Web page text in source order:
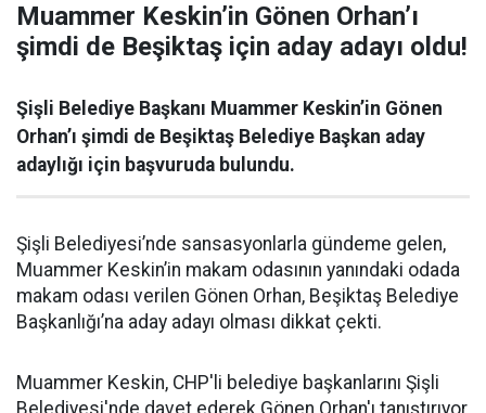
Muammer Keskin’in Gönen Orhan’ı
şimdi de Beşiktaş için aday adayı oldu!
Şişli Belediye Başkanı Muammer Keskin’in Gönen
Orhan’ı şimdi de Beşiktaş Belediye Başkan aday
adaylığı için başvuruda bulundu.
Şişli Belediyesi’nde sansasyonlarla gündeme gelen,
Muammer Keskin’in makam odasının yanındaki odada
makam odası verilen Gönen Orhan, Beşiktaş Belediye
Başkanlığı’na aday adayı olması dikkat çekti.
Muammer Keskin, CHP'li belediye başkanlarını Şişli
Belediyesi'nde davet ederek Gönen Orhan'ı tanıştırıyor